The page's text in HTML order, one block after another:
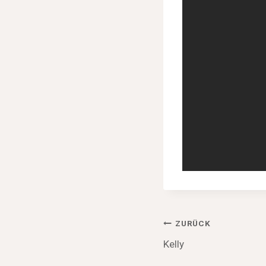
ZURÜCK
Kelly